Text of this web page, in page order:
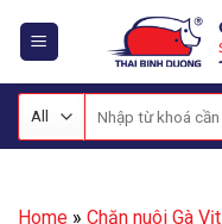
kiếm:
Home » Chăn nuôi Gà Vịt